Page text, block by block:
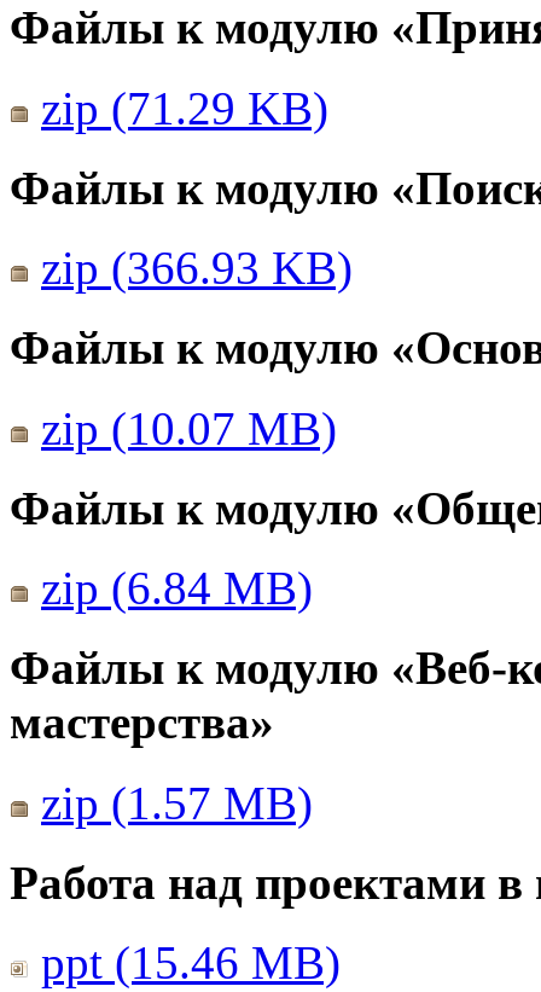
Файлы к модулю
zip (71.29 KB)
Файлы к модулю
zip (366.93 KB)
Файлы к модулю
zip (10.07 MB)
Файлы к модулю
zip (6.84 MB)
Файлы к модулю «Веб-
мастерства»
zip (1.57 MB)
Работа над проектами
ppt (15.46 MB)